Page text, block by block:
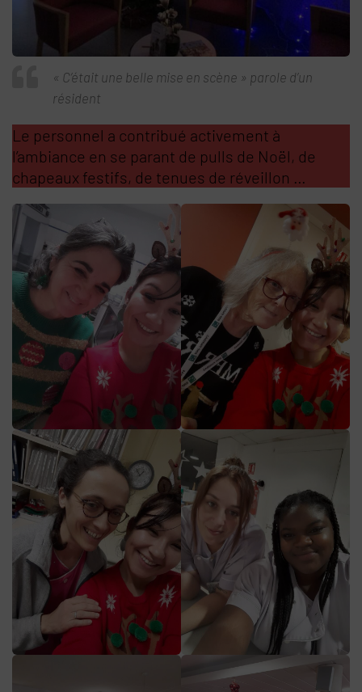
« C’était une belle mise en scène » parole d’un
résident
Le personnel a contribué activement à
l’ambiance en se parant de pulls de Noël, de
chapeaux festifs, de tenues de réveillon …